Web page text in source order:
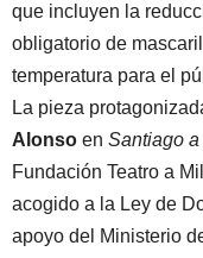
que incluyen la
obligatorio de
temperatura para el
La pieza
Alonso en Santiago
Fundación Teatro a
acogido a la Ley de
apoyo del Ministerio